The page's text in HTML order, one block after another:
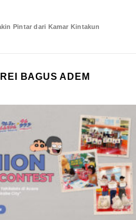
Pintar dari Kamar Kintakun
BAGUS ADEM